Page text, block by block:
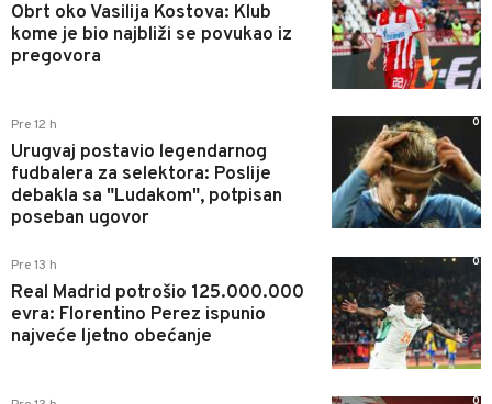
Obrt oko Vasilija Kostova: Klub
kome je bio najbliži se povukao iz
pregovora
Pre 12 h
Urugvaj postavio legendarnog
fudbalera za selektora: Poslije
debakla sa "Ludakom", potpisan
poseban ugovor
0
Pre 13 h
Real Madrid potrošio 125.000.000
evra: Florentino Perez ispunio
najveće ljetno obećanje
0